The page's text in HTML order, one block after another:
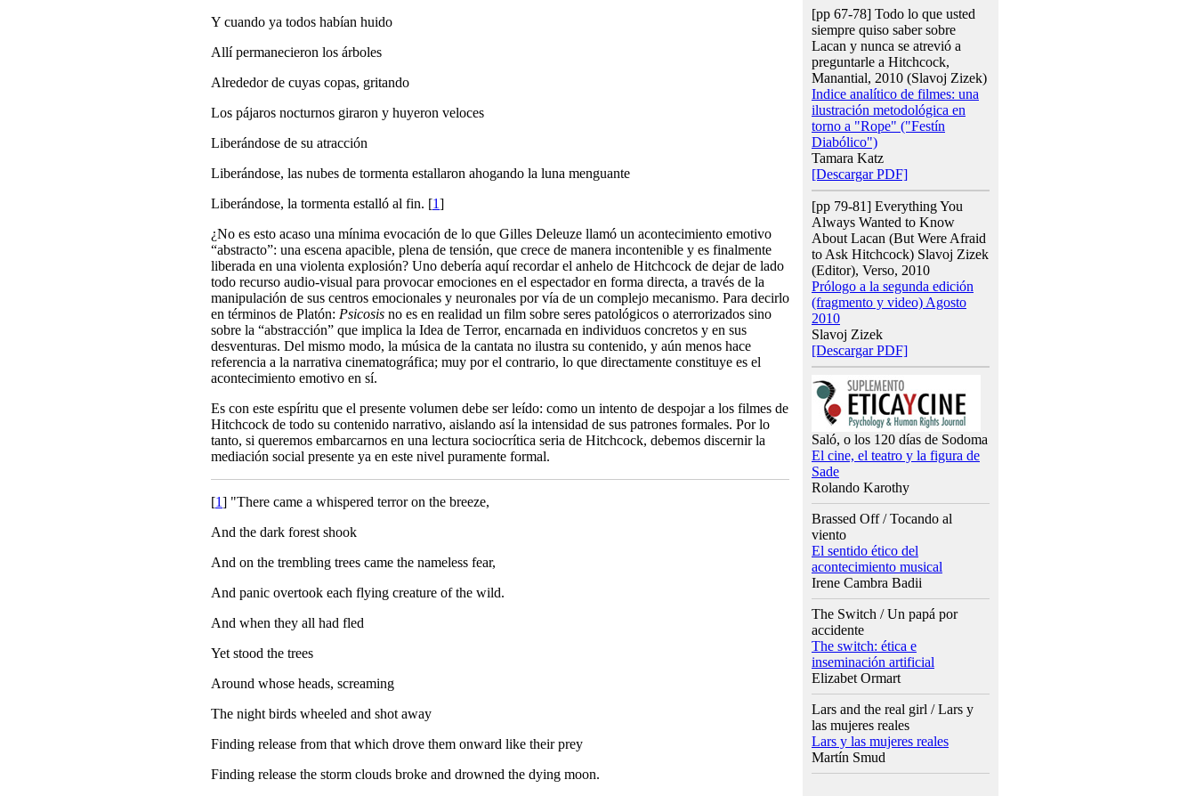
Y cuando ya todos habían huido
Allí permanecieron los árboles
Alrededor de cuyas copas, gritando
Los pájaros nocturnos giraron y huyeron veloces
Liberándose de su atracción
Liberándose, las nubes de tormenta estallaron ahogando la luna menguante
Liberándose, la tormenta estalló al fin. [1]
¿No es esto acaso una mínima evocación de lo que Gilles Deleuze llamó un acontecimiento emotivo
“abstracto”: una escena apacible, plena de tensión, que crece de manera incontenible y es finalmente
liberada en una violenta explosión? Uno debería aquí recordar el anhelo de Hitchcock de dejar de lado
todo recurso audio-visual para provocar emociones en el espectador en forma directa, a través de la
manipulación de sus centros emocionales y neuronales por vía de un complejo mecanismo. Para decirlo
en términos de Platón: Psicosis no es en realidad un film sobre seres patológicos o aterrorizados sino
sobre la “abstracción” que implica la Idea de Terror, encarnada en individuos concretos y en sus
desventuras. Del mismo modo, la música de la cantata no ilustra su contenido, y aún menos hace
referencia a la narrativa cinematográfica; muy por el contrario, lo que directamente constituye es el
acontecimiento emotivo en sí.
Es con este espíritu que el presente volumen debe ser leído: como un intento de despojar a los filmes de
Hitchcock de todo su contenido narrativo, aislando así la intensidad de sus patrones formales. Por lo
tanto, si queremos embarcarnos en una lectura sociocrítica seria de Hitchcock, debemos discernir la
mediación social presente ya en este nivel puramente formal.
[1] "There came a whispered terror on the breeze,
And the dark forest shook
And on the trembling trees came the nameless fear,
And panic overtook each flying creature of the wild.
And when they all had fled
Yet stood the trees
Around whose heads, screaming
The night birds wheeled and shot away
Finding release from that which drove them onward like their prey
Finding release the storm clouds broke and drowned the dying moon.
[pp 67-78] Todo lo que usted
siempre quiso saber sobre
Lacan y nunca se atrevió a
preguntarle a Hitchcock,
Manantial, 2010 (Slavoj Zizek)
Indice analítico de filmes: una
ilustración metodológica en
torno a "Rope" ("Festín
Diabólico")
Tamara Katz
[Descargar PDF]
[pp 79-81] Everything You
Always Wanted to Know
About Lacan (But Were Afraid
to Ask Hitchcock) Slavoj Zizek
(Editor), Verso, 2010
Prólogo a la segunda edición
(fragmento y video) Agosto
2010
Slavoj Zizek
[Descargar PDF]
Saló, o los 120 días de Sodoma
El cine, el teatro y la figura de
Sade
Rolando Karothy
Brassed Off / Tocando al
viento
El sentido ético del
acontecimiento musical
Irene Cambra Badii
The Switch / Un papá por
accidente
The switch: ética e
inseminación artificial
Elizabet Ormart
Lars and the real girl / Lars y
las mujeres reales
Lars y las mujeres reales
Martín Smud